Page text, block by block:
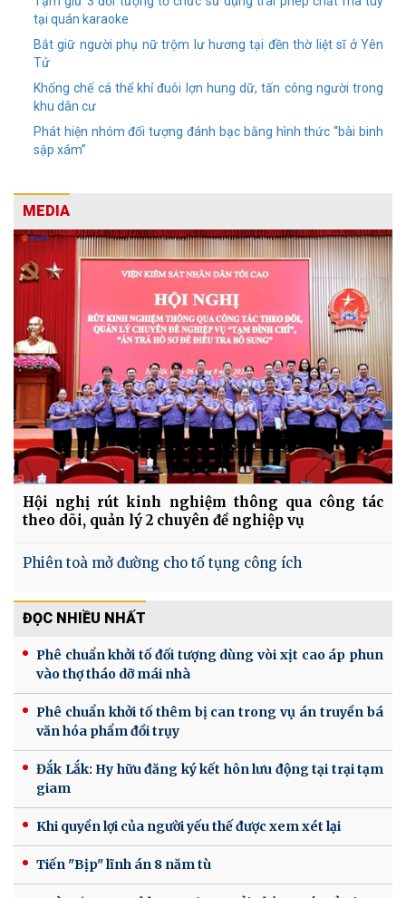
tại quán karaoke
Bắt giữ người phụ nữ trộm lư hương tại đền thờ liệt sĩ ở Yên
Tử
Khống chế cá thể khỉ đuôi lợn hung dữ, tấn công người trong
khu dân cư
Phát hiện nhóm đối tượng đánh bạc bằng hình thức “bài binh
sập xám”
MEDIA
Hội nghị rút kinh nghiệm thông qua công tác
theo dõi, quản lý 2 chuyên đề nghiệp vụ
Phiên toà mở đường cho tố tụng công ích
ĐỌC NHIỀU NHẤT
Phê chuẩn khởi tố đối tượng dùng vòi xịt cao áp phun
vào thợ tháo dỡ mái nhà
Phê chuẩn khởi tố thêm bị can trong vụ án truyền bá
văn hóa phẩm đồi trụy
Đắk Lắk: Hy hữu đăng ký kết hôn lưu động tại trại tạm
giam
Khi quyền lợi của người yếu thế được xem xét lại
Tiến "Bịp" lĩnh án 8 năm tù